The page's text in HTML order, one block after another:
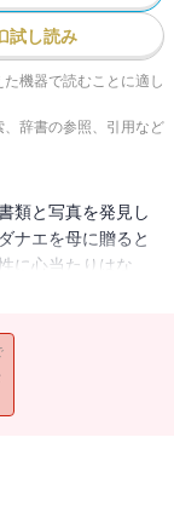
試し読み
機器で読むことに適し
辞書の参照、引用など
類と写真を発見し
ナエを母に贈ると
に心当たりはな
めに島を訪れる。
と漆黒の瞳に心惹
待っているとも知